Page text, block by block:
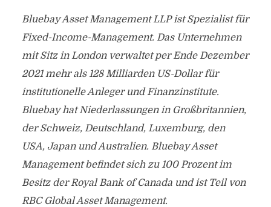
Bluebay Asset Management LLP ist Spezialist für
Fixed-Income-Management. Das Unternehmen
mit Sitz in London verwaltet per Ende Dezember
2021 mehr als 128 Milliarden US-Dollar für
institutionelle Anleger und Finanzinstitute.
Bluebay hat Niederlassungen in Großbritannien,
der Schweiz, Deutschland, Luxemburg, den
USA, Japan und Australien. Bluebay Asset
Management befindet sich zu 100 Prozent im
Besitz der Royal Bank of Canada und ist Teil von
RBC Global Asset Management.